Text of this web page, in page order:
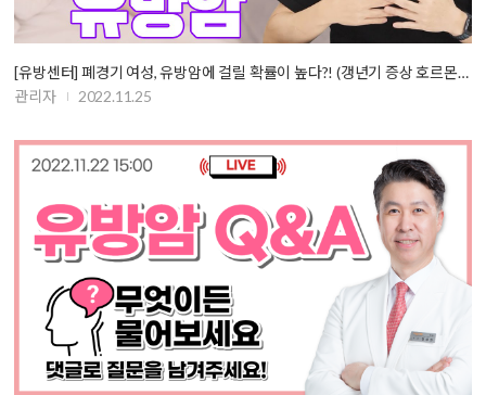
[유방센터] 폐경기 여성, 유방암에 걸릴 확률이 높다?! (갱년기 증상 호르몬…
관리자
2022.11.25